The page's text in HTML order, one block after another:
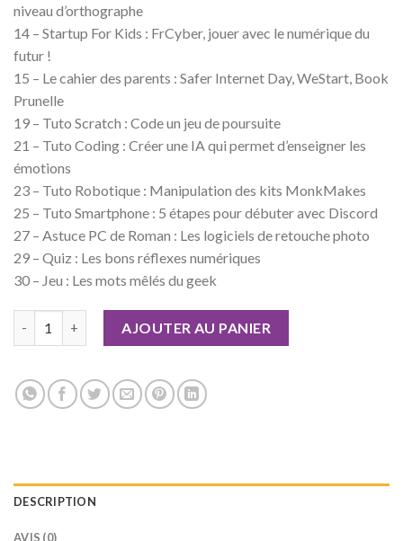
niveau d’orthographe
14 – Startup For Kids : FrCyber, jouer avec le numérique du
futur !
15 – Le cahier des parents : Safer Internet Day, WeStart, Book
Prunelle
19 – Tuto Scratch : Code un jeu de poursuite
21 – Tuto Coding : Créer une IA qui permet d’enseigner les
émotions
23 – Tuto Robotique : Manipulation des kits MonkMakes
25 – Tuto Smartphone : 5 étapes pour débuter avec Discord
27 – Astuce PC de Roman : Les logiciels de retouche photo
29 – Quiz : Les bons réflexes numériques
30 – Jeu : Les mots mêlés du geek
AJOUTER AU PANIER
DESCRIPTION
AVIS (0)